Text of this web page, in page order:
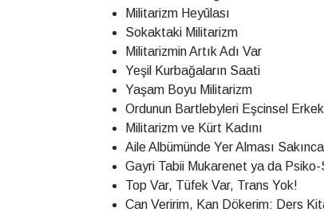
Militarizm Heyûlası
Sokaktaki Militarizm
Militarizmin Artık Adı Var
Yeşil Kurbağaların Saati
Yaşam Boyu Militarizm
Ordunun Bartlebyleri Eşcinsel
Militarizm ve Kürt Kadını
Aile Albümünde Yer Alması
Gayri Tabii Mukarenet ya da
Top Var, Tüfek Var, Trans Yok!
Can Veririm, Kan Dökerim: Ders